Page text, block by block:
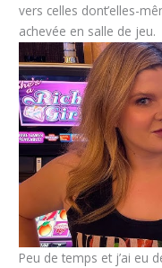
vers celles dont’elles-
achevée en salle de jeu.
Peu de temps et j’ai eu